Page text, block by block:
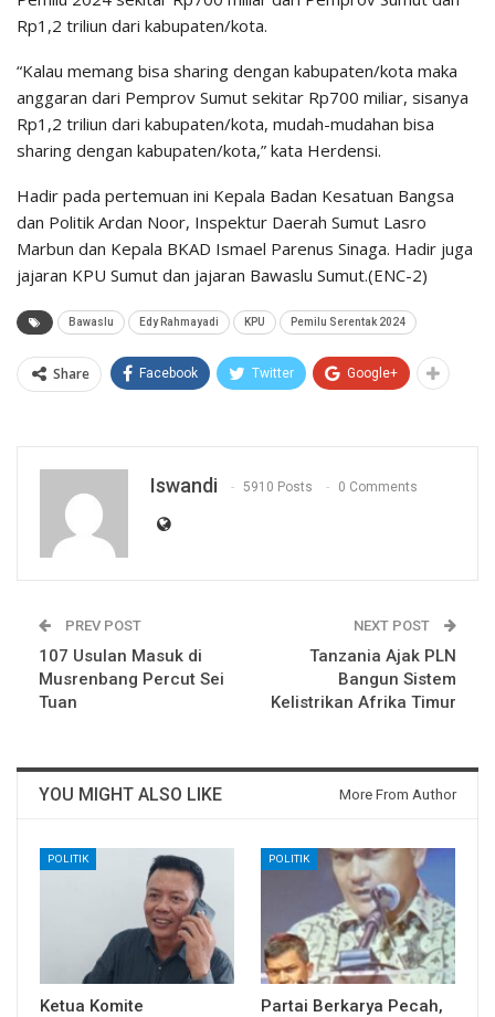
Rp1,2 triliun dari kabupaten/kota.
“Kalau memang bisa sharing dengan kabupaten/kota maka
anggaran dari Pemprov Sumut sekitar Rp700 miliar, sisanya
Rp1,2 triliun dari kabupaten/kota, mudah-mudahan bisa
sharing dengan kabupaten/kota,” kata Herdensi.
Hadir pada pertemuan ini Kepala Badan Kesatuan Bangsa
dan Politik Ardan Noor, Inspektur Daerah Sumut Lasro
Marbun dan Kepala BKAD Ismael Parenus Sinaga. Hadir juga
jajaran KPU Sumut dan jajaran Bawaslu Sumut.(ENC-2)
Bawaslu Edy Rahmayadi KPU Pemilu Serentak 2024
Share Facebook Twitter Google+
Iswandi 5910 Posts 0 Comments
PREV POST
107 Usulan Masuk di
Musrenbang Percut Sei
Tuan
NEXT POST
Tanzania Ajak PLN
Bangun Sistem
Kelistrikan Afrika Timur
YOU MIGHT ALSO LIKE More From Author
POLITIK
Ketua Komite
POLITIK
Partai Berkarya Pecah,